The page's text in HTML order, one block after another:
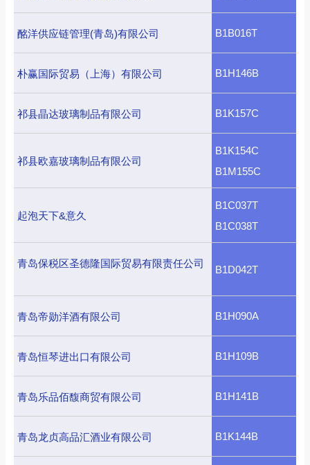
酩洋供应链管理(青岛)有限公司 B1B016T
朴赢国际贸易（上海）有限公司 B1H146B
祁县晶达玻璃制品有限公司 B1K157C
祁县欧嘉玻璃制品有限公司
B1K154C
B1M155C
起泡天下&意久
B1C037T
B1C038T
青岛保税区圣德隆国际贸易有限责任公司
B1D042T
青岛帝勋洋酒有限公司 B1H090A
青岛恒琴进出口有限公司 B1H109B
青岛乐品佰馥商贸有限公司 B1H141B
青岛龙贞高品汇酒业有限公司 B1K144B